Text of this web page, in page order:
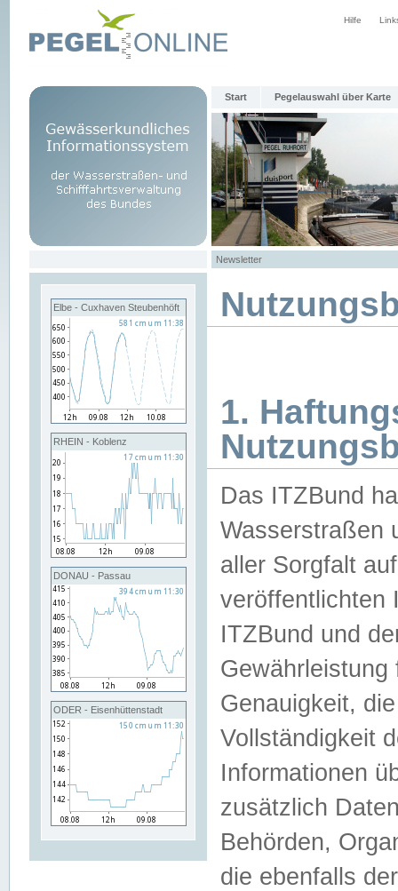
Hilfe
Start Pegelauswahl über Karte
Newsletter
Elbe - Cuxhaven Steubenhöft
RHEIN - Koblenz
DONAU - Passau
ODER - Eisenhüttenstadt
1.
Das ITZBund
Wasserstraßen
aller Sorgfalt
veröffentlichten
ITZBund und
Genauigkeit,
Vollständigkeit
Informationen
zusätzlich
Behörden,
die ebenfalls